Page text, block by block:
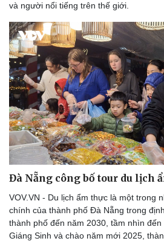
và người nổi tiếng trên thế giới.
Đà Nẵng công bố tour du lịch
VOV.VN - Du lịch ẩm thực là một trong
chính của thành phố Đà Nẵng trong
thành phố đến năm 2030, tầm nhìn
Giáng Sinh và chào năm mới 2025,